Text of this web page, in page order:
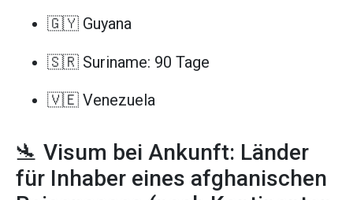
🇬🇾 Guyana
🇸🇷 Suriname: 90 Tage
🇻🇪 Venezuela
🛬 Visum bei Ankunft: Länder
für Inhaber eines afghanischen